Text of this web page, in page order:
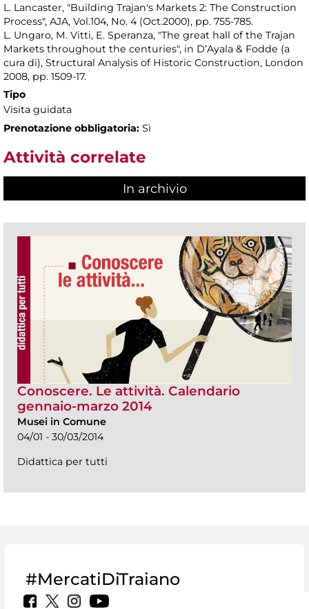
L. Lancaster, "Building Trajan's Markets 2: The Construction
Process", AJA, Vol.104, No. 4 (Oct.2000), pp. 755-785.
L. Ungaro, M. Vitti, E. Speranza, "The great hall of the Trajan
Markets throughout the centuries", in D’Ayala & Fodde (a
cura di), Structural Analysis of Historic Construction, London
2008, pp. 1509-17.
Tipo
Visita guidata
Prenotazione obbligatoria: Sì
Attività correlate
In archivio
Conoscere. Le attività. Calendario
gennaio-marzo 2014
Musei in Comune
04/01 - 30/03/2014
Didattica per tutti
#MercatiDiTraiano